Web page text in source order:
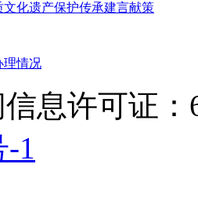
化遗产保护传承建言献策
理情况
息许可证：
-1